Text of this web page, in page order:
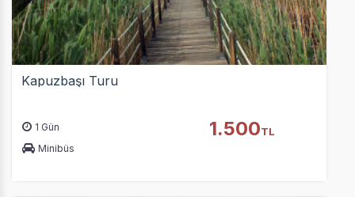
Kapuzbaşı Turu
1 Gün
Minibüs
1.500TL